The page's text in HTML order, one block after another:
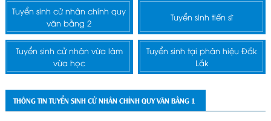
Tuyển sinh cử nhân chính quy
văn bằng 2
Tuyển sinh tiến sĩ
Tuyển sinh cử nhân vừa làm
vừa học
Tuyển sinh tại phân hiệu Đắk
Lắk
THÔNG TIN TUYỂN SINH CỬ NHÂN CHÍNH QUY VĂN BẰNG 1